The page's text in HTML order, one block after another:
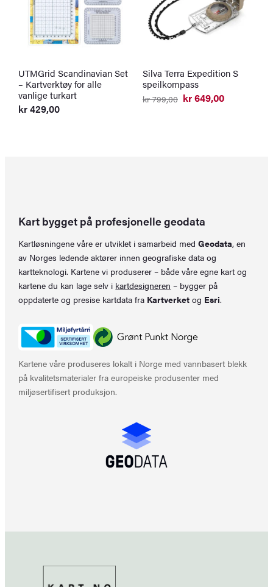
UTMGrid Scandinavian Set
– Kartverktøy for alle
vanlige turkart
kr429,00
Silva Terra Expedition S
speilkompass
kr799,00
Opprinnelig
kr649,00
Nåværende
Kart bygget på profesjonelle geodata
Kartløsningene våre er utviklet i samarbeid medGeodata, en
av Norges ledende aktører innen geografiske data og
kartteknologi. Kartene vi produserer – både våre egne kart og
kartene du kan lage selv i kartdesigneren – bygger på
oppdaterte og presise kartdata fra Kartverket og Esri.
Kartene våre produseres lokalt i Norge med vannbasert blekk
på kvalitetsmaterialer fra europeiske produsenter med
miljøsertifisert produksjon.